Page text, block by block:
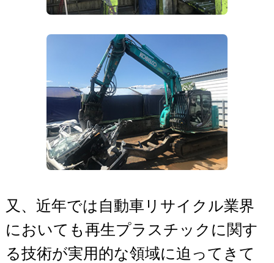
又、近年では自動車リサイクル業界
においても再生プラスチックに関す
る技術が実用的な領域に迫ってきて